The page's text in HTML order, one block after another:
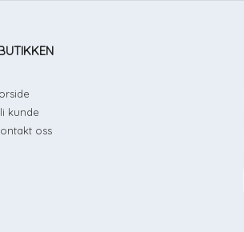
kunde
oss